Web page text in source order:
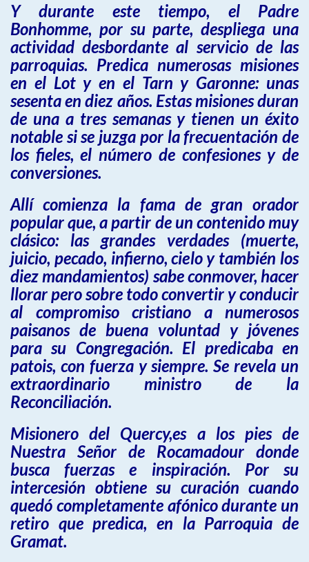
Y durante este tiempo, el Padre
Bonhomme, por su parte, despliega una
actividad desbordante al servicio de las
parroquias. Predica numerosas misiones
en el Lot y en el Tarn y Garonne: unas
sesenta en diez años. Estas misiones duran
de una a tres semanas y tienen un éxito
notable si se juzga por la frecuentación de
los fieles, el número de confesiones y de
conversiones.
Allí comienza la fama de gran orador
popular que, a partir de un contenido muy
clásico: las grandes verdades (muerte,
juicio, pecado, infierno, cielo y también los
diez mandamientos) sabe conmover, hacer
llorar pero sobre todo convertir y conducir
al compromiso cristiano a numerosos
paisanos de buena voluntad y jóvenes
para su Congregación. El predicaba en
patois, con fuerza y siempre. Se revela un
extraordinario ministro de la
Reconciliación.
Misionero del Quercy,es a los pies de
Nuestra Señor de Rocamadour donde
busca fuerzas e inspiración. Por su
intercesión obtiene su curación cuando
quedó completamente afónico durante un
retiro que predica, en la Parroquia de
Gramat.